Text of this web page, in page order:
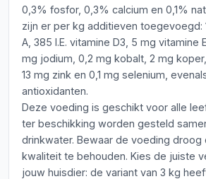
0,3% fosfor, 0,3% calcium en 0,1%
zijn er per kg additieven toegevoegd:
A, 385 I.E. vitamine D3, 5 mg vitamine
mg jodium, 0,2 mg kobalt, 2 mg
13 mg zink en 0,1 mg selenium,
antioxidanten.
Deze voeding is geschikt voor alle
ter beschikking worden gesteld
drinkwater. Bewaar de voeding droog
kwaliteit te behouden. Kies de juiste
jouw huisdier: de variant van 3 kg